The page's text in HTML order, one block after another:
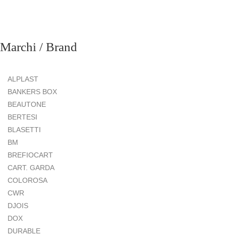
Marchi / Brand
ALPLAST
BANKERS BOX
BEAUTONE
BERTESI
BLASETTI
BM
BREFIOCART
CART. GARDA
COLOROSA
CWR
DJOIS
DOX
DURABLE